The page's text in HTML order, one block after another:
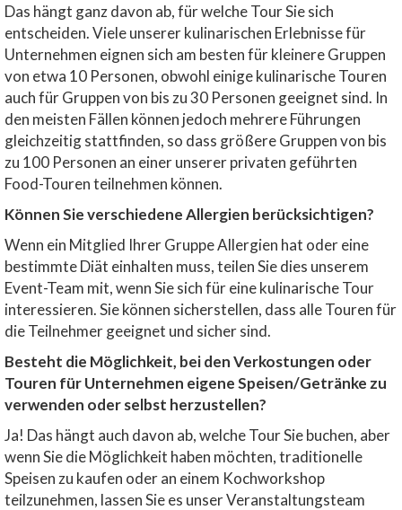
Das hängt ganz davon ab, für welche Tour Sie sich
entscheiden. Viele unserer kulinarischen Erlebnisse für
Unternehmen eignen sich am besten für kleinere Gruppen
von etwa 10 Personen, obwohl einige kulinarische Touren
auch für Gruppen von bis zu 30 Personen geeignet sind. In
den meisten Fällen können jedoch mehrere Führungen
gleichzeitig stattfinden, so dass größere Gruppen von bis
zu 100 Personen an einer unserer privaten geführten
Food-Touren teilnehmen können.
Können Sie verschiedene Allergien berücksichtigen?
Wenn ein Mitglied Ihrer Gruppe Allergien hat oder eine
bestimmte Diät einhalten muss, teilen Sie dies unserem
Event-Team mit, wenn Sie sich für eine kulinarische Tour
interessieren. Sie können sicherstellen, dass alle Touren für
die Teilnehmer geeignet und sicher sind.
Besteht die Möglichkeit, bei den Verkostungen oder
Touren für Unternehmen eigene Speisen/Getränke zu
verwenden oder selbst herzustellen?
Ja! Das hängt auch davon ab, welche Tour Sie buchen, aber
wenn Sie die Möglichkeit haben möchten, traditionelle
Speisen zu kaufen oder an einem Kochworkshop
teilzunehmen, lassen Sie es unser Veranstaltungsteam